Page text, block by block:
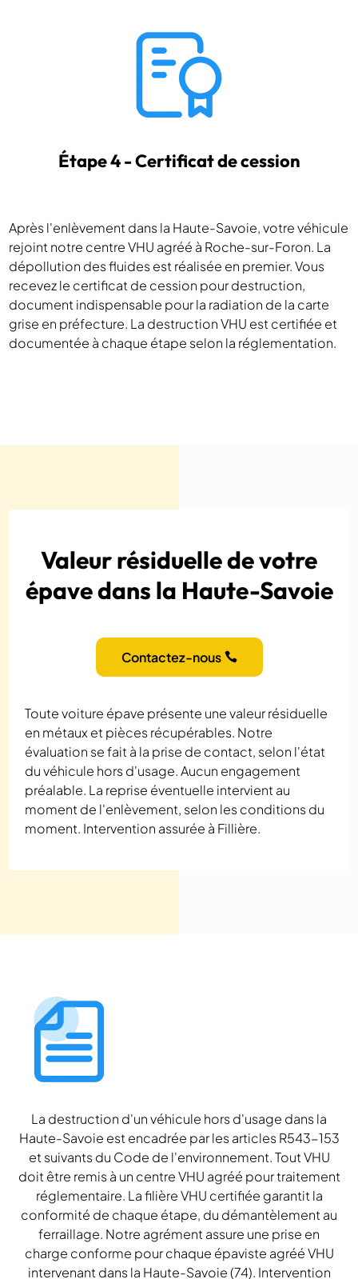
Étape 4 - Certificat de cession
Après l'enlèvement dans la Haute-Savoie, votre véhicule
rejoint notre centre VHU agréé à Roche-sur-Foron. La
dépollution des fluides est réalisée en premier. Vous
recevez le certificat de cession pour destruction,
document indispensable pour la radiation de la carte
grise en préfecture. La destruction VHU est certifiée et
documentée à chaque étape selon la réglementation.
Valeur résiduelle de votre
épave dans la Haute-Savoie
Contactez-nous
Toute voiture épave présente une valeur résiduelle
en métaux et pièces récupérables. Notre
évaluation se fait à la prise de contact, selon l'état
du véhicule hors d'usage. Aucun engagement
préalable. La reprise éventuelle intervient au
moment de l'enlèvement, selon les conditions du
moment. Intervention assurée à Fillière.
La destruction d'un véhicule hors d'usage dans la
Haute-Savoie est encadrée par les articles R543-153
et suivants du Code de l'environnement. Tout VHU
doit être remis à un centre VHU agréé pour traitement
réglementaire. La filière VHU certifiée garantit la
conformité de chaque étape, du démantèlement au
ferraillage. Notre agrément assure une prise en
charge conforme pour chaque épaviste agréé VHU
intervenant dans la Haute-Savoie (74). Intervention